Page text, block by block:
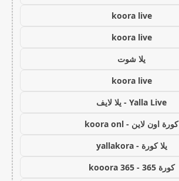
koora live
koora live
يلا شوت
koora live
Yalla Live - يلا لايف
كورة اون لاين - koora onl
يلا كورة - yallakora
كورة 365 - kooora 365